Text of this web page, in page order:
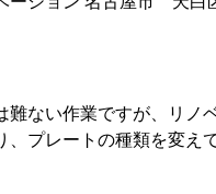
ない作業ですが、リノ
プレートの種類を変え